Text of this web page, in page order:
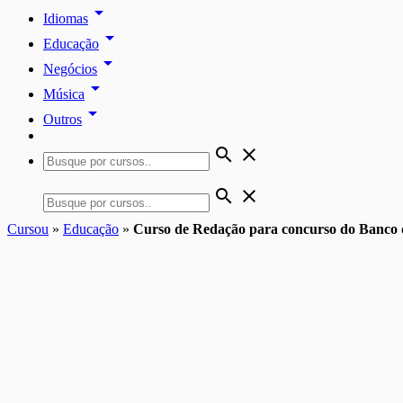
Idiomas arrow_drop_down
Educação arrow_drop_down
Negócios arrow_drop_down
Música arrow_drop_down
Outros arrow_drop_down
search close
search close
Cursou » Educação » Curso de Redação para concurso do Banco